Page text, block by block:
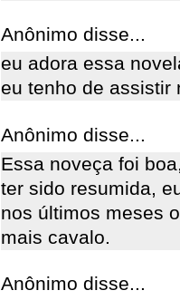
Anônimo disse...
eu adora essa
eu tenho de assistir
Anônimo disse...
Essa noveça foi
ter sido resumida,
nos últimos meses
mais cavalo.
Anônimo disse...